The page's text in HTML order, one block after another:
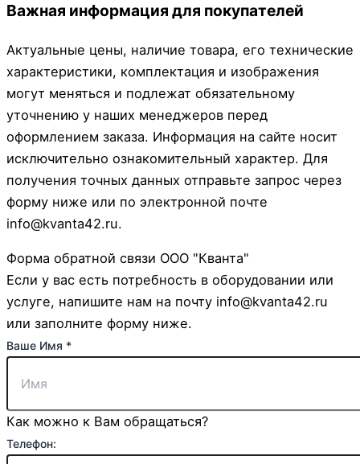
Важная информация для покупателей
Актуальные цены, наличие товара, его технические
характеристики, комплектация и изображения
могут меняться и подлежат обязательному
уточнению у наших менеджеров перед
оформлением заказа. Информация на сайте носит
исключительно ознакомительный характер. Для
получения точных данных отправьте запрос через
форму ниже или по электронной почте
info@kvanta42.ru.
Форма обратной связи ООО "Кванта"
Если у вас есть потребность в оборудовании или
услуге, напишите нам на почту info@kvanta42.ru
или заполните форму ниже.
Ваше Имя *
Как можно к Вам обращаться?
Телефон: